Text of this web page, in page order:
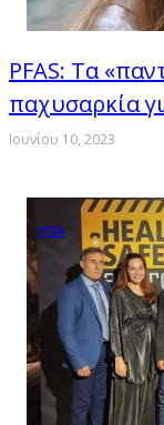
PFAS: Τα
παχυσαρκία
Ιουνίου 10, 2023
ΥΓΕΙΑ